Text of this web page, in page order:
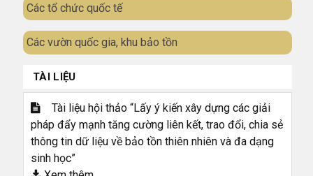
Các tổ chức quốc tế
Các vườn quốc gia, khu bảo tồn
TÀI LIỆU
Tài liệu hội thảo “Lấy ý kiến xây dựng các giải
pháp đẩy mạnh tăng cường liên kết, trao đổi, chia sẻ
thông tin dữ liệu về bảo tồn thiên nhiên và đa dạng
sinh học”